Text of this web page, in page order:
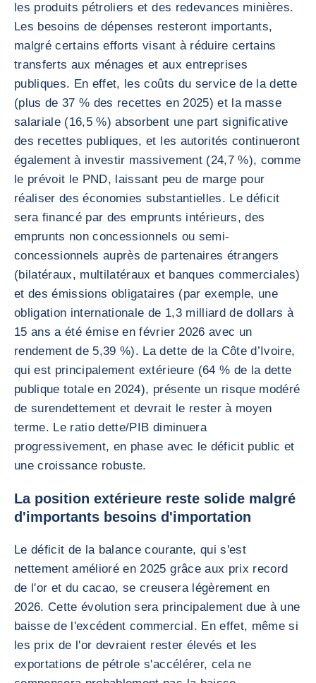
les produits pétroliers et des redevances minières.
Les besoins de dépenses resteront importants,
malgré certains efforts visant à réduire certains
transferts aux ménages et aux entreprises
publiques. En effet, les coûts du service de la dette
(plus de 37 % des recettes en 2025) et la masse
salariale (16,5 %) absorbent une part significative
des recettes publiques, et les autorités continueront
également à investir massivement (24,7 %), comme
le prévoit le PND, laissant peu de marge pour
réaliser des économies substantielles. Le déficit
sera financé par des emprunts intérieurs, des
emprunts non concessionnels ou semi-
concessionnels auprès de partenaires étrangers
(bilatéraux, multilatéraux et banques commerciales)
et des émissions obligataires (par exemple, une
obligation internationale de 1,3 milliard de dollars à
15 ans a été émise en février 2026 avec un
rendement de 5,39 %). La dette de la Côte d’Ivoire,
qui est principalement extérieure (64 % de la dette
publique totale en 2024), présente un risque modéré
de surendettement et devrait le rester à moyen
terme. Le ratio dette/PIB diminuera
progressivement, en phase avec le déficit public et
une croissance robuste.
La position extérieure reste solide malgré
d'importants besoins d'importation
Le déficit de la balance courante, qui s'est
nettement amélioré en 2025 grâce aux prix record
de l'or et du cacao, se creusera légèrement en
2026. Cette évolution sera principalement due à une
baisse de l'excédent commercial. En effet, même si
les prix de l'or devraient rester élevés et les
exportations de pétrole s'accélérer, cela ne